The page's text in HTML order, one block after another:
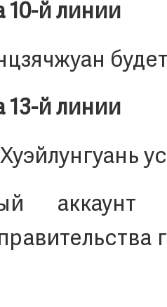
10-й линии
13-й линии
аккаунт